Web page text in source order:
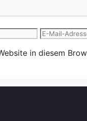
E-
Adresse
in diesem